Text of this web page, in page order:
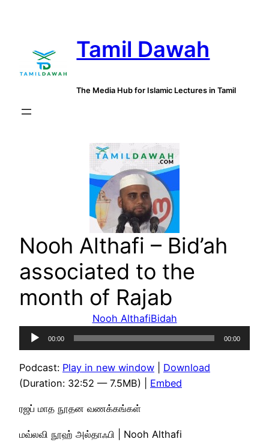
Tamil Dawah
The Media Hub for Islamic Lectures in Tamil
Nooh Althafi – Bid’ah
associated to the
month of Rajab
Nooh AlthafiBidah
Audio
Player
00:00 00:00
Podcast: Play in new window
Download
(Duration: 32:52 — 7.5MB) | Embed
ரஜப் மாத நூதன வணக்கங்கள்
மவ்லவி நூஹ் அல்தாஃபி | Nooh Althafi